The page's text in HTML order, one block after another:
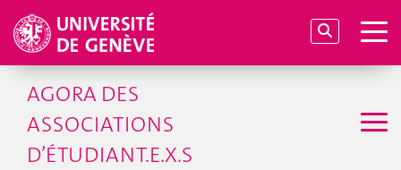
AGORA DES
ASSOCIATIONS
D’ÉTUDIANT.E.X.S